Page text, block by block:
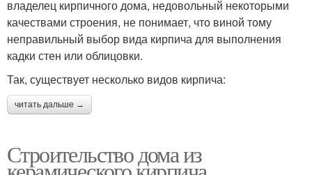
владелец кирпичного дома, недовольный некоторыми
качествами строения, не понимает, что виной тому
неправильный выбор вида кирпича для выполнения
кадки стен или облицовки.
Так, существует несколько видов кирпича:
читать дальше →
Строительство дома из